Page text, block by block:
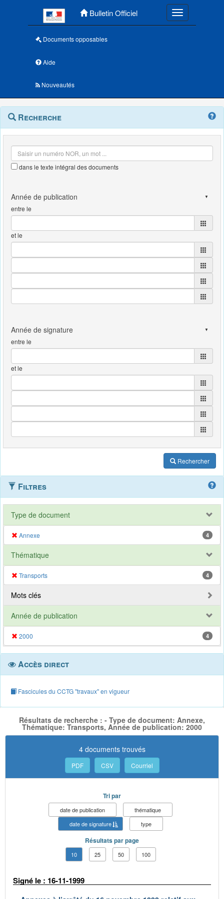
Bulletin Officiel Toggle
Documents opposables
Aide
Nouveautés
Navigation
outils
Menu
contextuel
Recherche
dans le texte intégral des documents
entre le
et le
entre le
et le
Rechercher
Filtres
Type de document
Annexe 4
Thématique
Transports 4
Mots clés
Année de publication
2000 4
Accès direct
Fascicules du CCTG "travaux" en vigueur
Résultats de recherche : - Type de document: Annexe,
Thématique: Transports, Année de publication: 2000
4 documents trouvés
PDF CSV Courriel
Tri par
date de publication
thématique
date de signature
type
Résultats par page
10 25 50 100
Signé le : 16-11-1999